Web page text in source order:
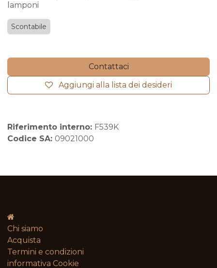
lamponi
Scontabile
Contattaci
Aggiungi alla lista dei desideri
Riferimento interno: F539K
Codice SA: 09021000
Chi siamo
Acquista
Termini e condizioni​
informativa Cookie